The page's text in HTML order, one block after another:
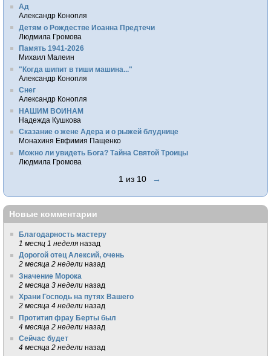
Ад
Александр Конопля
Детям о Рождестве Иоанна Предтечи
Людмила Громова
Память 1941-2026
Михаил Малеин
"Когда шипит в тиши машина..."
Александр Конопля
Снег
Александр Конопля
НАШИМ ВОИНАМ
Надежда Кушкова
Сказание о жене Адера и о рыжей блуднице
Монахиня Евфимия Пащенко
Можно ли увидеть Бога? Тайна Святой Троицы
Людмила Громова
1 из 10 →
Новые комментарии
Благодарность мастеру
1 месяц 1 неделя назад
Дорогой отец Алексий, очень
2 месяца 2 недели назад
Значение Морока
2 месяца 3 недели назад
Храни Господь на путях Вашего
2 месяца 4 недели назад
Протитип фрау Берты был
4 месяца 2 недели назад
Сейчас будет
4 месяца 2 недели назад